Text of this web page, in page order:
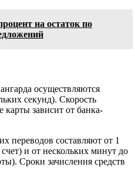
на остаток по
осуществляются
секунд). Скорость
карты зависит от банка-
переводов составляют от 1
и от нескольких минут до
Сроки зачисления средств